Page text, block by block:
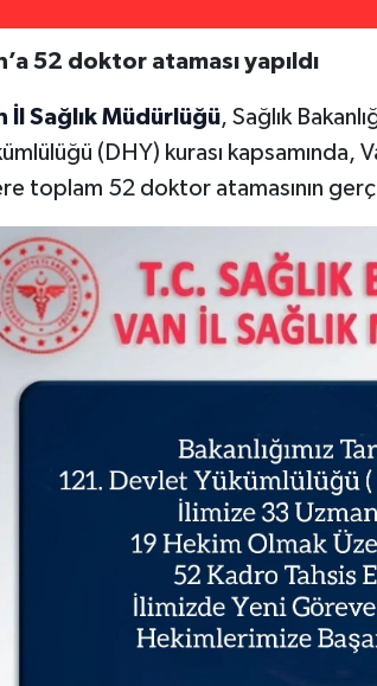
52 doktor ataması yapıldı
İl Sağlık Müdürlüğü, Sağlık
(DHY) kurası kapsamında,
toplam 52 doktor atamasının